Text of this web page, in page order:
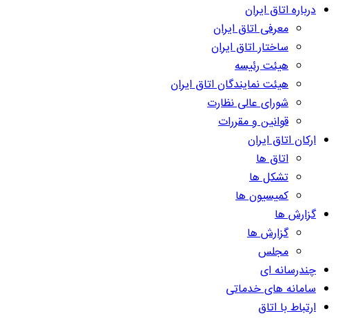
درباره اتاق ایران
معرفی اتاق ایران
ساختار اتاق ایران
هیئت رئیسه
هیئت نمایندگان اتاق ایران
شورای عالی نظارت
قوانین و مقررات
ارکان اتاق ایران
اتاق ها
تشکل ها
کمیسیون ها
گزارش ها
گزارش ها
مجلس
چندرسانه ای
سامانه های خدماتی
ارتباط با اتاق